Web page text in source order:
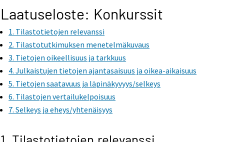
Laatuseloste: Konkurssit
1. Tilastotietojen relevanssi
2. Tilastotutkimuksen menetelmäkuvaus
3. Tietojen oikeellisuus ja tarkkuus
4. Julkaistujen tietojen ajantasaisuus ja oikea-aikaisuus
5. Tietojen saatavuus ja läpinäkyvyys/selkeys
6. Tilastojen vertailukelpoisuus
7. Selkeys ja eheys/yhtenäisyys